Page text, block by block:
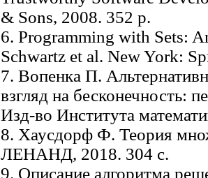
& Sons, 2008. 352 p.
6. Programming with Sets:
Schwartz et al. New York:
7. Вопенка П.
взгляд на бесконечность:
Изд-во Института
8. Хаусдорф Ф. Теория
ЛЕНАНД, 2018. 304 с.
9. Описание алгоритма